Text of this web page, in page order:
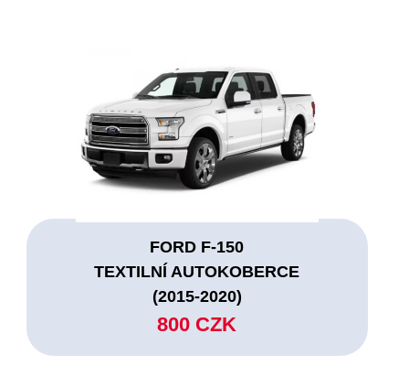
FORD F-150
TEXTILNÍ AUTOKOBERCE
(2015-2020)
800 CZK